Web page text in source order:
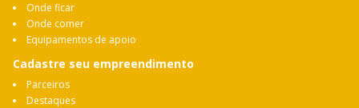
Onde ficar
Onde comer
Equipamentos de apoio
Cadastre seu empreendimento
Parceiros
Destaques